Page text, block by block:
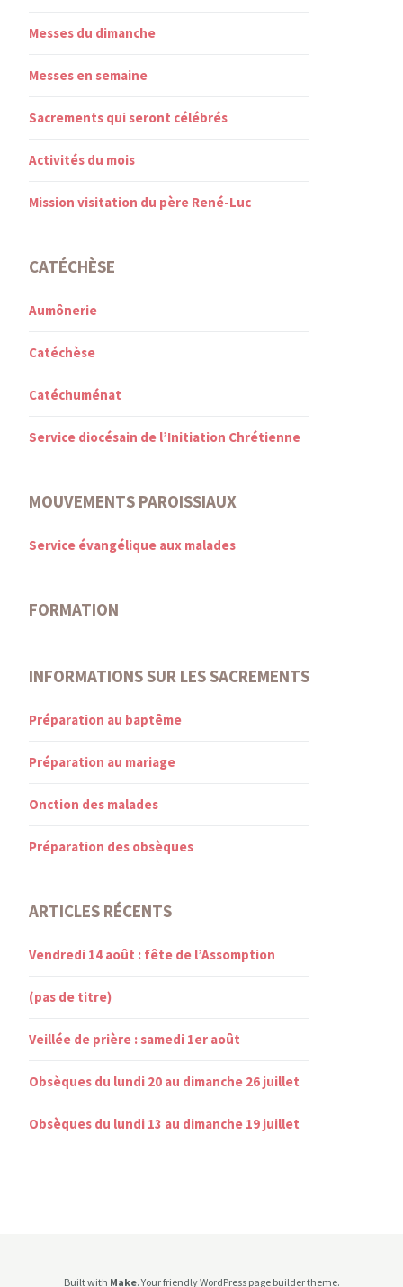
Messes du dimanche
Messes en semaine
Sacrements qui seront célébrés
Activités du mois
Mission visitation du père René-Luc
CATÉCHÈSE
Aumônerie
Catéchèse
Catéchuménat
Service diocésain de l’Initiation Chrétienne
MOUVEMENTS PAROISSIAUX
Service évangélique aux malades
FORMATION
INFORMATIONS SUR LES SACREMENTS
Préparation au baptême
Préparation au mariage
Onction des malades
Préparation des obsèques
ARTICLES RÉCENTS
Vendredi 14 août : fête de l’Assomption
(pas de titre)
Veillée de prière : samedi 1er août
Obsèques du lundi 20 au dimanche 26 juillet
Obsèques du lundi 13 au dimanche 19 juillet
Built with Make. Your friendly WordPress page builder theme.